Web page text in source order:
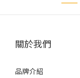
關於我們
品牌介紹